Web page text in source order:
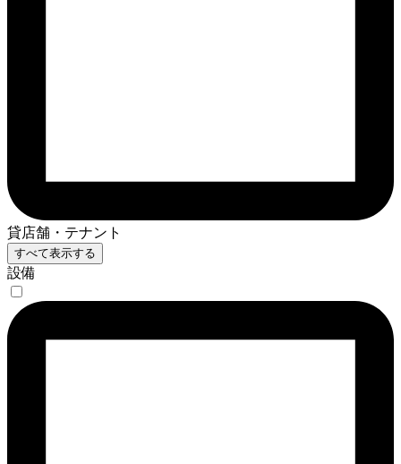
貸店舗・テナント
すべて表示する
設備